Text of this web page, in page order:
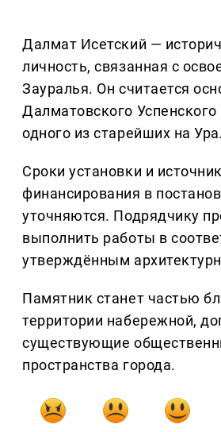
Далмат Исетский —
личность, связанная с
Зауралья. Он считается
Далматовского
одного из старейших на
Сроки установки и источник
финансирования в
уточняются. Подрядчику
выполнить работы в
утверждённым
Памятник станет частью
территории набережной,
существующие
пространства города.